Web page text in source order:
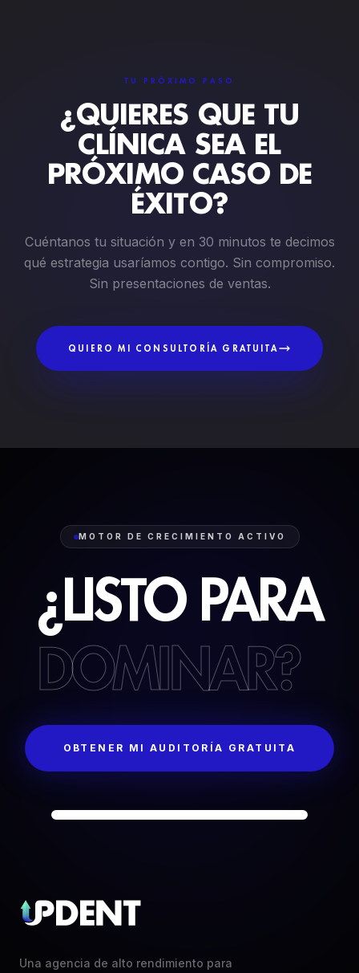
TU PRÓXIMO PASO
¿QUIERES QUE TU
CLÍNICA SEA EL
PRÓXIMO CASO DE
ÉXITO?
Cuéntanos tu situación y en 30 minutos te decimos
qué estrategia usaríamos contigo. Sin compromiso.
Sin presentaciones de ventas.
QUIERO MI CONSULTORÍA GRATUITA
MOTOR DE CRECIMIENTO ACTIVO
¿LISTO PARA
DOMINAR?
OBTENER MI AUDITORÍA GRATUITA
Una agencia de alto rendimiento para